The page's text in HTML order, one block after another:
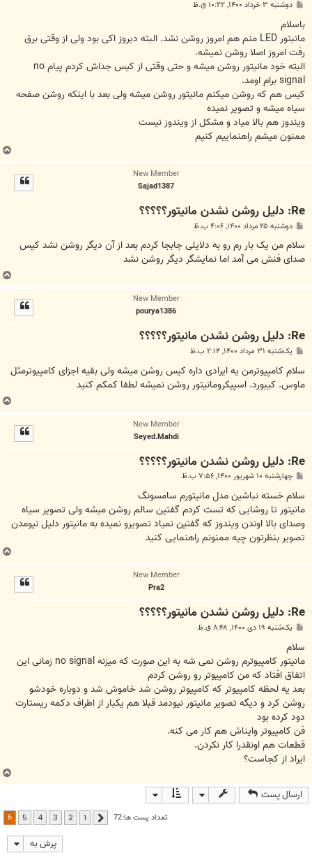
ت
دوشنبه ۳ خرداد ۱۴۰۰, ۱۰:۲۲ ق.ظ
باسلام
مانبتور LED منم هم امروز روشن نشد. البته دیروز اکی بود ولی از وقتی برق
رفت امروز اصلا روشن نمیشه.
البته خود مانیتور روشن میشه و حتی وقتی از کیس جداش کردم پیام no
signal برام اومد.
کیس هم که روشن میکنم مانیتور روشن میشه ولی بعد با اینکه روشن صفحه
سیاه میشه و تصویر نمیده
ویندوز هم بالا میاد و مشکل از ویندوز نیست
ممنون میشم راهنماییم کنیم
New Member
Sajad1387
Re: دلیل روشن نشدن مانیتور؟؟؟؟؟
ت
دوشنبه ۲۵ مرداد ۱۴۰۰, ۴:۰۶ ب.ظ
سلام من یک بار رم رو به دلایلی جابجا کردم بعد از آن دیگر روشن نشد کیس
صدای فنش می آمد اما نمایشگر دیگر روشن نشد
New Member
pourya1386
Re: دلیل روشن نشدن مانیتور؟؟؟؟؟
ت
یک‌شنبه ۳۱ مرداد ۱۴۰۰, ۲:۱۴ ب.ظ
سلام کامپیوترمن یه ایرادی داره کیس روشن میشه ولی بقیه اجزای کامپیوترمثل
ماوس. کیبورد. اسپیکرومانیتور روشن نمیشه لطفا کمکم کنید
New Member
Seyed.Mahdi
Re: دلیل روشن نشدن مانیتور؟؟؟؟؟
س
ت
چهارشنبه ۱۰ شهریور ۱۴۰۰, ۷:۵۶ ب.ظ
سلام خسته نباشین مدل مانیتورم سامسونگ
مانیتور تا روشایی که تست کردم گفتین سالم روشن میشه ولی تصویر سیاه
وصدای بالا اوندن ویندوز که گفتین نمیاد تصویرو نمیده به مانیتور دلیل نیومدن
تصویر بنظرتون چیه ممنونم راهنمایی کنید
New Member
Pra2
Re: دلیل روشن نشدن مانیتور؟؟؟؟؟
ت
یک‌شنبه ۱۹ دی ۱۴۰۰, ۸:۴۸ ق.ظ
سلام
مانیتور کامپیوترم روشن نمی شه به این صورت که میزنه no signal زمانی این
اتفاق افتاد که من کامپیوتر رو روشن کردم
بعد یه لحظه کامپیوتر که کامپیوتر روشن شد خاموش شد و دوباره خودشو
روشن کرد و دیگه تصویر مانیتور نیودمد قبلا هم یکبار از اطراف دکمه ریستارت
دود کرده بود
فن کامپیوتر وایناش هم کار می کنه.
قطعات هم اونقدرا کار نکردن.
ایراد از کجاست؟
ارسال پست
تعداد پست ها:72 قبلی 1
2
3
4
5
6
پرش به